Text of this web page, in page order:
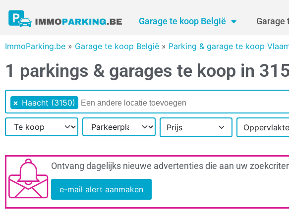
Garage te koop België Garage
ImmoParking.be » Garage te koop België » Parking & garage te koop
1 parkings & garages te koop in
× Haacht (3150)
Prijs Oppervlakte
Ontvang dagelijks nieuwe advertenties die aan uw
e-mail alert aanmaken